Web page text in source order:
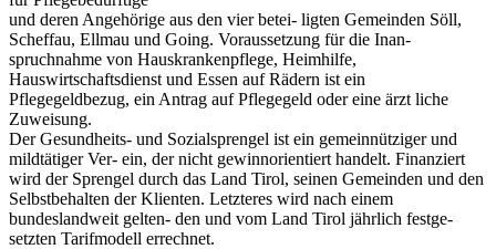
und deren Angehörige aus den vier betei- ligten Gemeinden Söll,
Scheffau, Ellmau und Going. Voraussetzung für die Inan-
spruchnahme von Hauskrankenpflege, Heimhilfe,
Hauswirtschaftsdienst und Essen auf Rädern ist ein
Pflegegeldbezug, ein Antrag auf Pflegegeld oder eine ärzt liche
Zuweisung.
Der Gesundheits- und Sozialsprengel ist ein gemeinnütziger und
mildtätiger Ver- ein, der nicht gewinnorientiert handelt. Finanziert
wird der Sprengel durch das Land Tirol, seinen Gemeinden und den
Selbstbehalten der Klienten. Letzteres wird nach einem
bundeslandweit gelten- den und vom Land Tirol jährlich festge-
setzten Tarifmodell errechnet.